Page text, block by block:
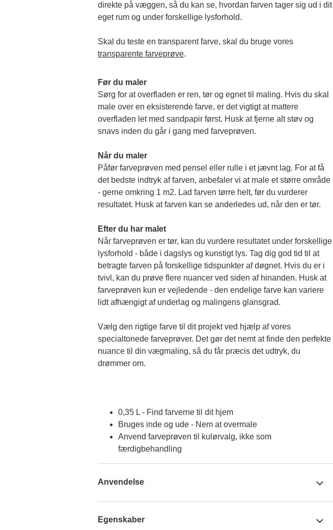
direkte på væggen, så du kan se, hvordan farven tager sig ud i dit
eget rum og under forskellige lysforhold.
transparente farveprøve.
Før du maler
Sørg for at overfladen er ren, tør og egnet til maling. Hvis du skal
male over en eksisterende farve, er det vigtigt at mattere
overfladen let med sandpapir først. Husk at fjerne alt støv og
snavs inden du går i gang med farveprøven.
Når du maler
Påfør farveprøven med pensel eller rulle i et jævnt lag. For at få
det bedste indtryk af farven, anbefaler vi at male et større område
- gerne omkring 1 m2. Lad farven tørre helt, før du vurderer
resultatet. Husk at farven kan se anderledes ud, når den er tør.
Efter du har malet
Når farveprøven er tør, kan du vurdere resultatet under forskellige
lysforhold - både i dagslys og kunstigt lys. Tag dig god tid til at
betragte farven på forskellige tidspunkter af døgnet. Hvis du er i
tvivl, kan du prøve flere nuancer ved siden af hinanden. Husk at
farveprøven kun er vejledende - den endelige farve kan variere
lidt afhængigt af underlag og malingens glansgrad.
Vælg den rigtige farve til dit projekt ved hjælp af vores
specialtonede farveprøver. Det gør det nemt at finde den perfekte
nuance til din vægmaling, så du får præcis det udtryk, du
drømmer om.
0,35 L - Find farverne til dit hjem
Bruges inde og ude - Nem at overmale
Anvend farveprøven til kulørvalg, ikke som
færdigbehandling
Anvendelse
Egenskaber